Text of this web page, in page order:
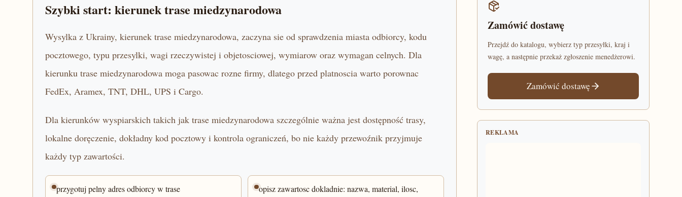
Szybki start: kierunek trase miedzynarodowa
Wysylka z Ukrainy, kierunek trase miedzynarodowa, zaczyna sie od sprawdzenia miasta odbiorcy, kodu
pocztowego, typu przesylki, wagi rzeczywistej i objetosciowej, wymiarow oraz wymagan celnych. Dla
kierunku trase miedzynarodowa moga pasowac rozne firmy, dlatego przed platnoscia warto porownac
FedEx, Aramex, TNT, DHL, UPS i Cargo.
Dla kierunków wyspiarskich takich jak trase miedzynarodowa szczególnie ważna jest dostępność trasy,
lokalne doręczenie, dokładny kod pocztowy i kontrola ograniczeń, bo nie każdy przewoźnik przyjmuje
każdy typ zawartości.
przygotuj pelny adres odbiorcy w trase
opisz zawartosc dokladnie: nazwa, material, ilosc,
Zamówić dostawę
Przejdź do katalogu, wybierz typ przesyłki, kraj i
wagę, a następnie przekaż zgłoszenie menedżerowi.
Zamówić dostawę
REKLAMA